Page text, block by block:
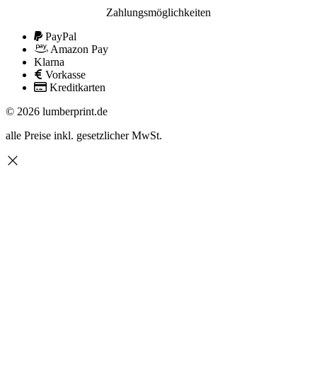
Zahlungsmöglichkeiten
PayPal
Amazon Pay
Klarna
Vorkasse
Kreditkarten
© 2026 lumberprint.de
alle Preise inkl. gesetzlicher MwSt.